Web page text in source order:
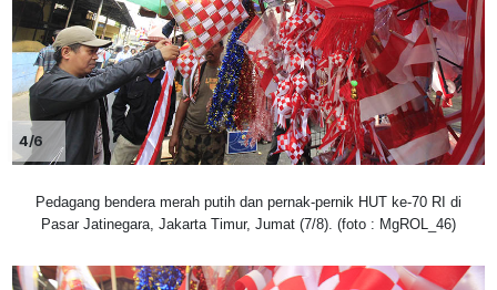
4/6
Pedagang bendera merah putih dan pernak-pernik HUT ke-70 RI di
Pasar Jatinegara, Jakarta Timur, Jumat (7/8). (foto : MgROL_46)